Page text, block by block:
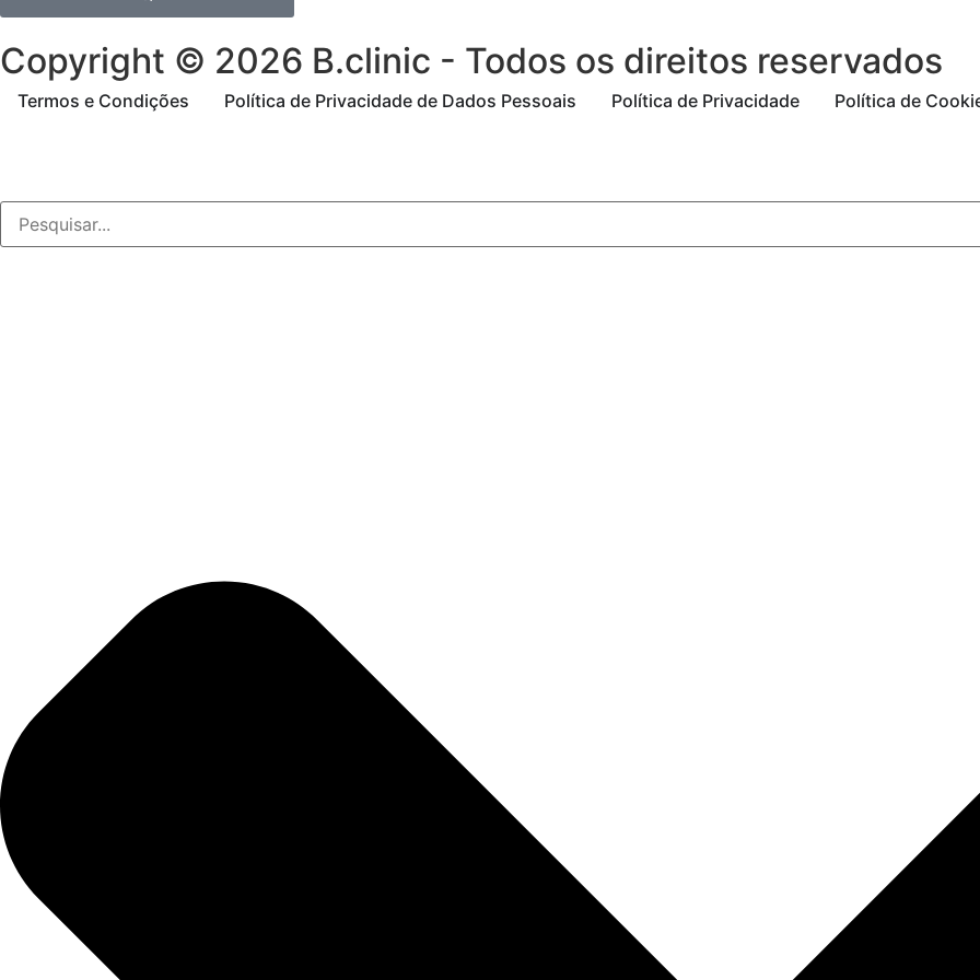
Copyright © 2026 B.clinic - Todos os direitos reservados
Termos e Condições Política de Privacidade de Dados Pessoais Política de Privacidade Política de